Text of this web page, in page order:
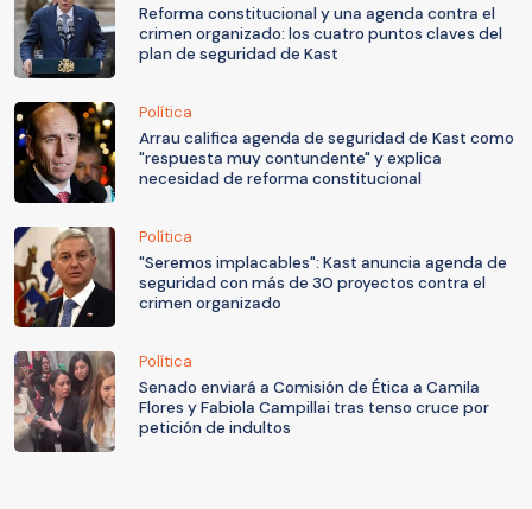
Reforma constitucional y una agenda contra el
crimen organizado: los cuatro puntos claves del
plan de seguridad de Kast
Política
Arrau califica agenda de seguridad de Kast como
"respuesta muy contundente" y explica
necesidad de reforma constitucional
Política
"Seremos implacables": Kast anuncia agenda de
seguridad con más de 30 proyectos contra el
crimen organizado
Política
Senado enviará a Comisión de Ética a Camila
Flores y Fabiola Campillai tras tenso cruce por
petición de indultos